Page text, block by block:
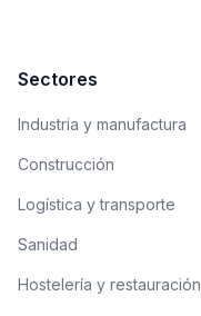
Sectores
Industria y manufactura
Construcción
Logística y transporte
Sanidad
Hostelería y restauración